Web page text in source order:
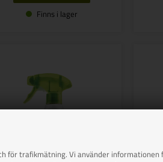
för trafikmätning. Vi använder
Finns i lager